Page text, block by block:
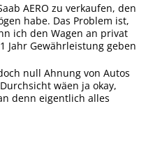
AERO zu verkaufen, den
habe. Das Problem ist,
ich den Wagen an privat
Jahr Gewährleistung geben
null Ahnung von Autos
wäen ja okay,
denn eigentlich alles